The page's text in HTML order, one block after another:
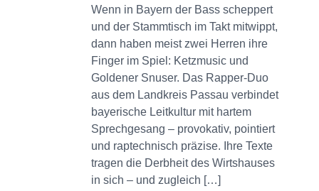
Wenn in Bayern der Bass scheppert
und der Stammtisch im Takt mitwippt,
dann haben meist zwei Herren ihre
Finger im Spiel: Ketzmusic und
Goldener Snuser. Das Rapper-Duo
aus dem Landkreis Passau verbindet
bayerische Leitkultur mit hartem
Sprechgesang – provokativ, pointiert
und raptechnisch präzise. Ihre Texte
tragen die Derbheit des Wirtshauses
in sich – und zugleich […]